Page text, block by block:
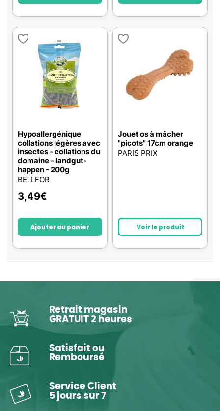
Hypoallergénique
collations légères avec
insectes - collations du
domaine - landgut-
happen - 200g
BELLFOR
3,49€
Ajouter au panier
Jouet os à mâcher
"picots" 17cm orange
PARIS PRIX
Voir le produit
Retrait magasin
GRATUIT 2 heures
Satisfait ou
Remboursé
Service Client
5 jours sur 7